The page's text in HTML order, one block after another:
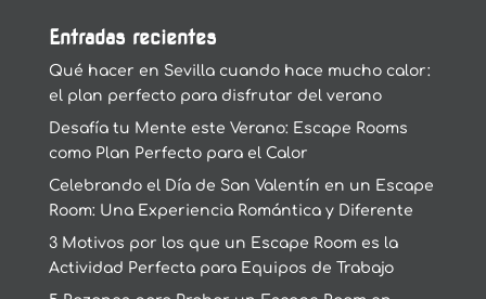
Entradas recientes
Qué hacer en Sevilla cuando hace mucho calor:
el plan perfecto para disfrutar del verano
Desafía tu Mente este Verano: Escape Rooms
como Plan Perfecto para el Calor
Celebrando el Día de San Valentín en un Escape
Room: Una Experiencia Romántica y Diferente
3 Motivos por los que un Escape Room es la
Actividad Perfecta para Equipos de Trabajo